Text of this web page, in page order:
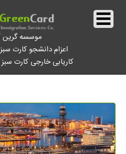
موسسه گرین
اعزام دانشجو کارت
کاریابی خارجی کارت
||خرید ملک در